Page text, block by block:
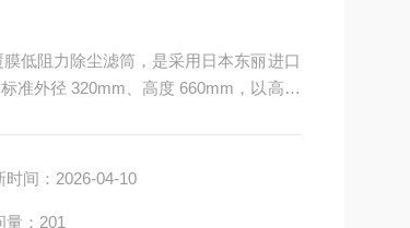
低阻力除尘滤筒，是采用日本东丽进口
准外径 320mm、高度 660mm，以高精
时间：2026-04-10
量：201